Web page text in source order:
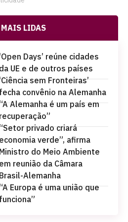
MAIS LIDAS
Days’ reúne cidades
UE e de outros países
sem Fronteiras’
convênio na Alemanha
Alemanha é um país em
privado criará
verde”, afirma
do Meio Ambiente
reunião da Câmara
Alemanha
Europa é uma união que